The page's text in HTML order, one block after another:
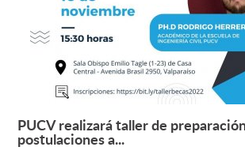
PUCV realizará taller de
postulaciones a...